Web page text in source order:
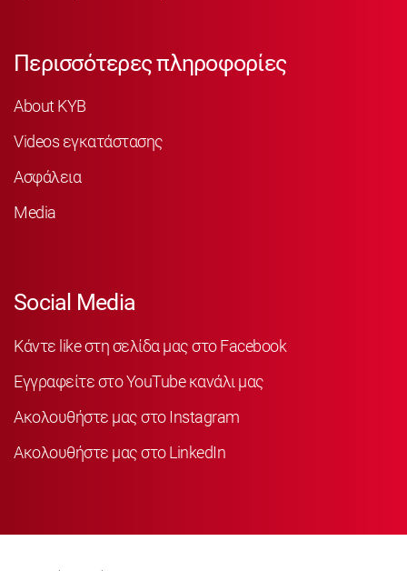
Περισσότερες πληροφορίες
About KYB
Videos εγκατάστασης
Ασφάλεια
Media
Social Media
Κάντε like στη σελίδα μας στο Facebook
Εγγραφείτε στο YouTube κανάλι μας
Ακολουθήστε μας στο Instagram
Ακολουθήστε μας στο LinkedIn